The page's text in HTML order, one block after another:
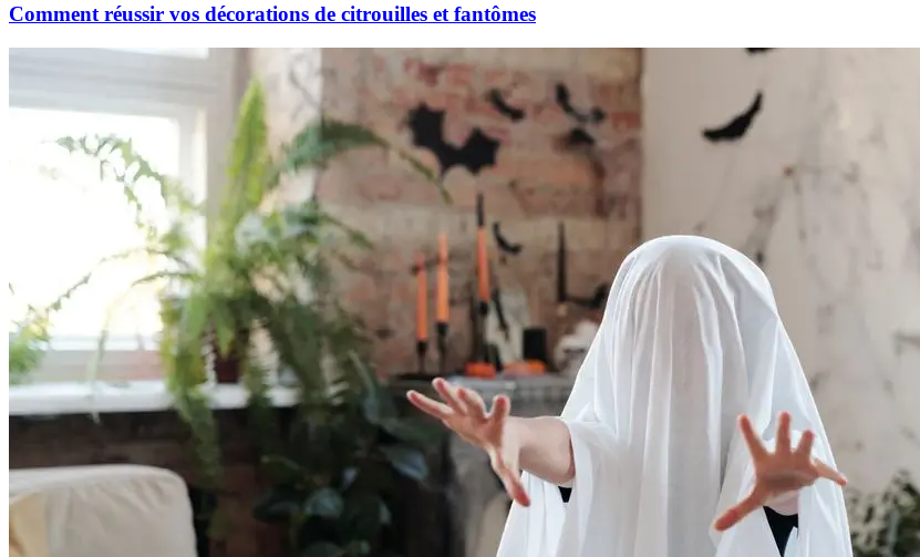
Comment réussir vos décorations de citrouilles et fantômes